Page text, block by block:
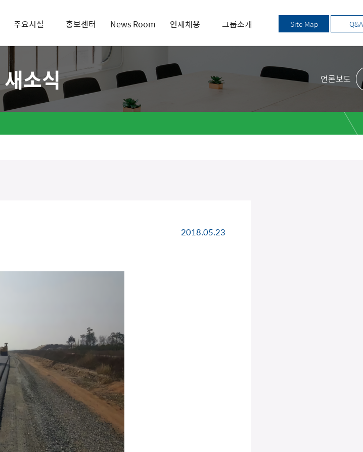
주요시설 홍보센터 News Room 인재채용 그룹소개 Site Map Q&A
새소식 언론보도
2018.05.23